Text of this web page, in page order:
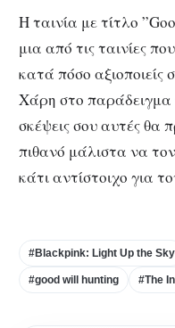
H ταινία με τίτλο
μια από τις ταινίες
κατά πόσο αξιοποιείς
Χάρη στο
σκέψεις σου αυτές θα
πιθανό μάλιστα να
κάτι αντίστοιχο για
#Blackpink: Light Up the Sky
#good will hunting #The